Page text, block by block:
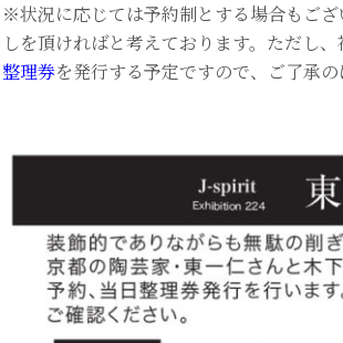
※状況に応じては予約制とする場合もご
しを頂ければと考えております。ただし
整理券を発行する予定ですので、ご了承